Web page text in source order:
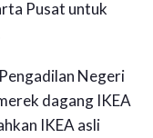
Pusat untuk
Negeri
dagang IKEA
IKEA asli